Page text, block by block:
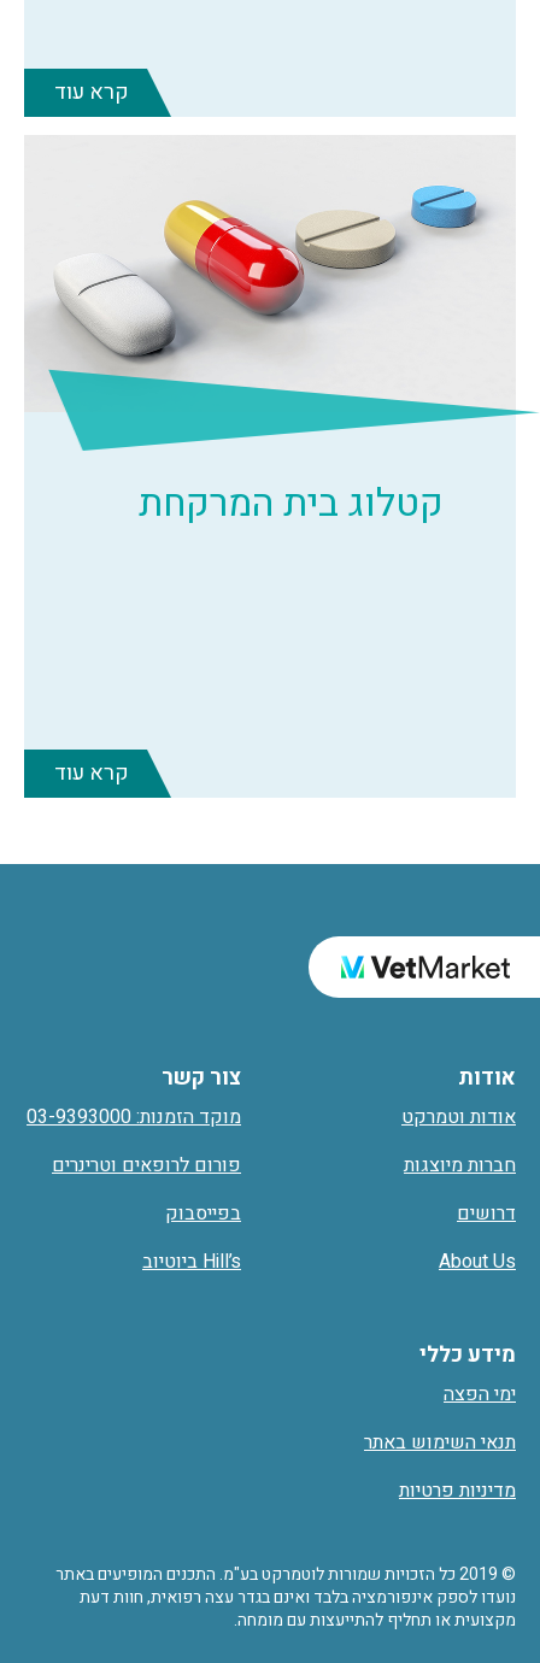
קרא עוד
קטלוג בית המרקחת
קרא עוד
אודות
אודות וטמרקט
חברות מיוצגות
דרושים
About Us
מידע כללי
ימי הפצה
תנאי השימוש באתר
מדיניות פרטיות
צור קשר
מוקד הזמנות: 03-9393000
פורום לרופאים וטרינרים
בפייסבוק
Hill’s ביוטיוב
© 2019 כל הזכויות שמורות לוטמרקט בע"מ. התכנים המופיעים באתר
נועדו לספק אינפורמציה בלבד ואינם בגדר עצה רפואית, חוות דעת
מקצועית או תחליף להתייעצות עם מומחה.